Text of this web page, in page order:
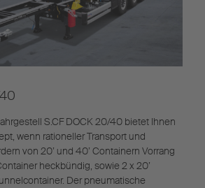
S.CF DOCK 20/40 bietet Ihnen
wenn rationeller Transport und
von 20’ und 40’ Containern Vorrang
heckbündig, sowie 2 x 20’
Der pneumatische